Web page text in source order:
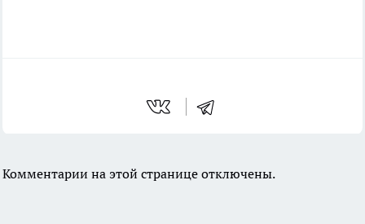
Комментарии на этой странице отключены.